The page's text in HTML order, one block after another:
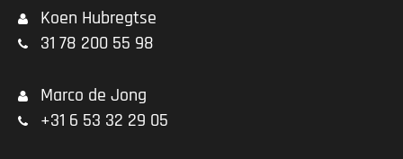
Koen Hubregtse
31 78 200 55 98
Marco de Jong
+31 6 53 32 29 05